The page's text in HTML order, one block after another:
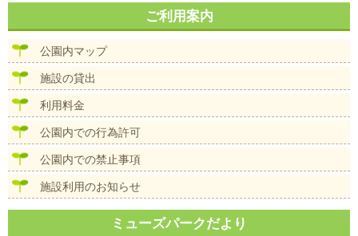
ご利用案内
公園内マップ
施設の貸出
利用料金
公園内での行為許可
公園内での禁止事項
施設利用のお知らせ
ミューズパークだより